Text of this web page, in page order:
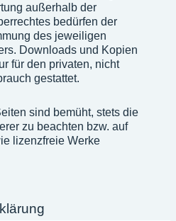
außerhalb der
bedürfen der
des jeweiligen
Downloads und Kopien
für den privaten, nicht
gestattet.
sind bemüht, stets die
zu beachten bzw. auf
lizenzfreie Werke